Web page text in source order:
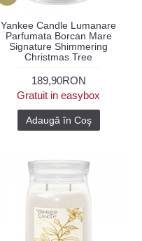
Yankee Candle Lumanare
Parfumata Borcan Mare
Signature Shimmering
Christmas Tree
189,90RON
Gratuit in easybox
Adaugă în Coş